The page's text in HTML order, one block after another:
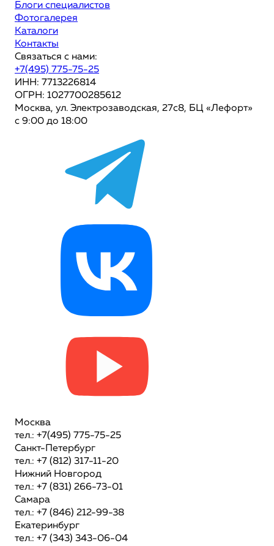
Блоги специалистов
Фотогалерея
Каталоги
Контакты
Связаться с нами:
+7(495) 775-75-25
ИНН: 7713226814
ОГРН: 1027700285612
Москва, ул. Электрозаводская, 27с8, БЦ «Лефорт»
с 9:00 до 18:00
Москва
тел.: +7(495) 775-75-25
Санкт-Петербург
тел.: +7 (812) 317-11-20
Нижний Новгород
тел.: +7 (831) 266-73-01
Самара
тел.: +7 (846) 212-99-38
Екатеринбург
тел.: +7 (343) 343-06-04